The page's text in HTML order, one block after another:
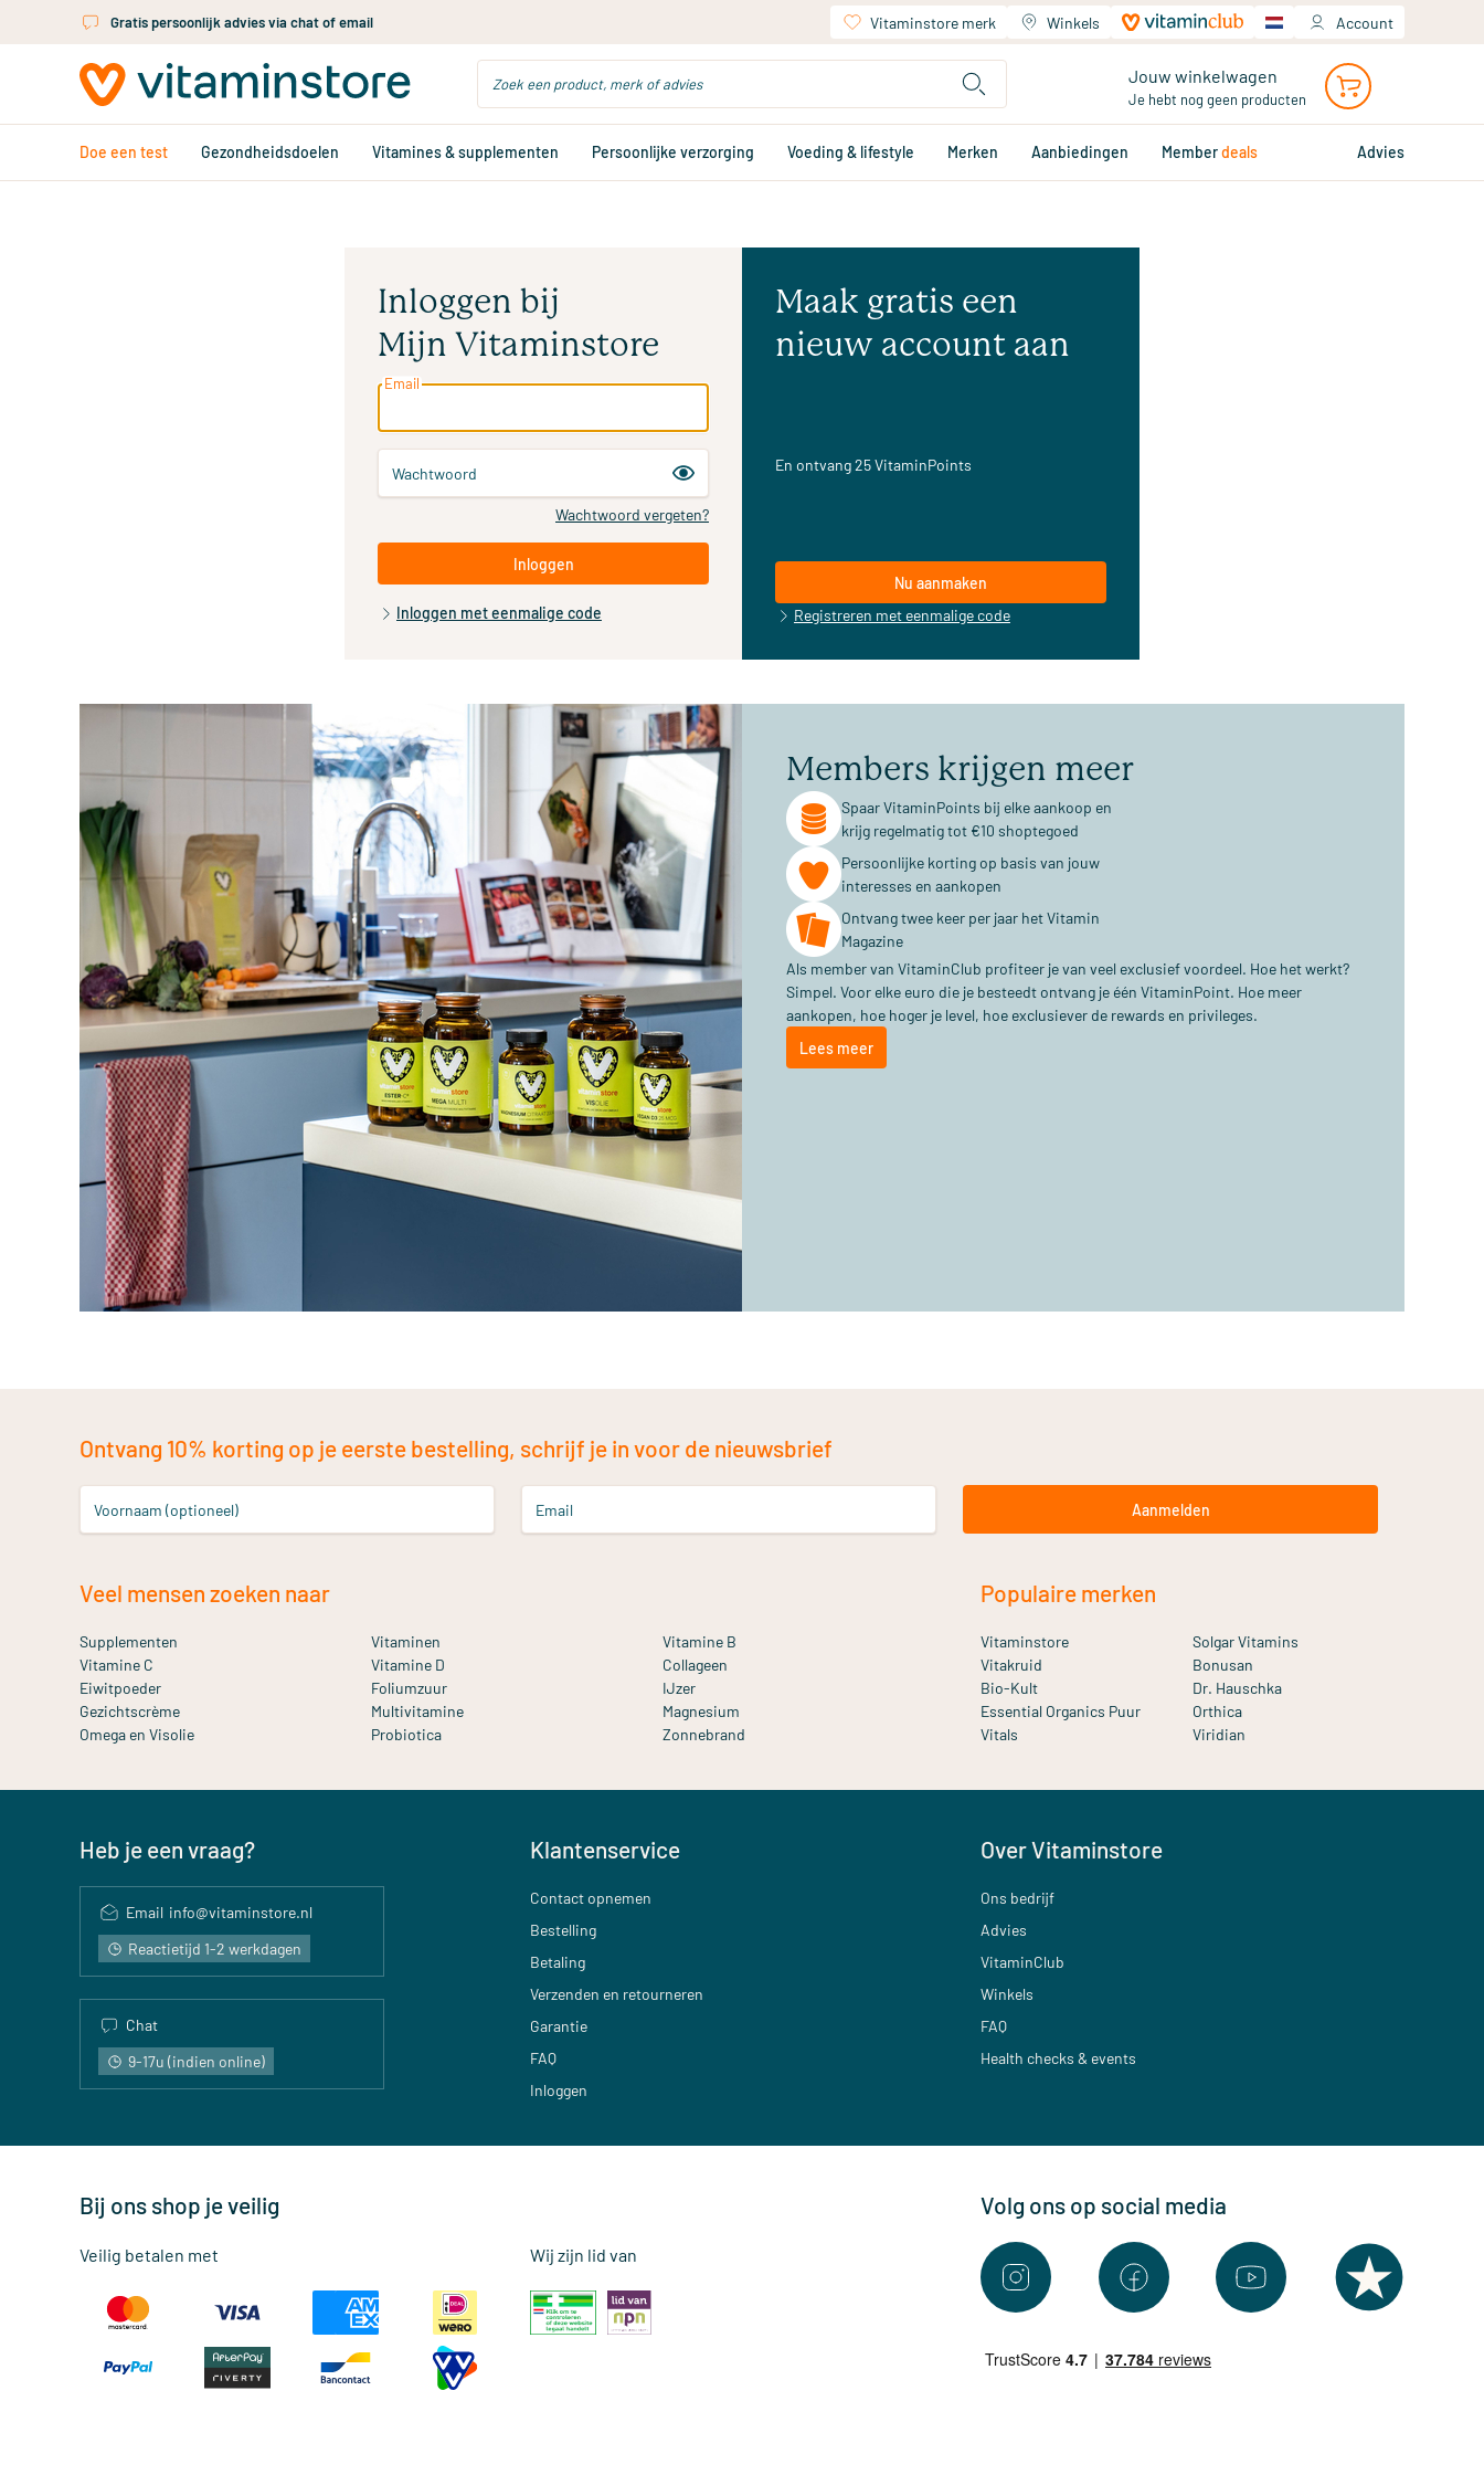
Ga naar de hoofdinhoudGratis persoonlijk advies via chat of email Vitaminstore merk Winkels Account
Jouw winkelwagen
Je hebt nog geen producten
Doe een test Gezondheidsdoelen Vitamines & supplementen Persoonlijke verzorging Voeding & lifestyle Merken Aanbiedingen Memberdeals Advies
Inloggen bij
Mijn Vitaminstore
Email
Wachtwoord
Wachtwoord vergeten?
Inloggen
Inloggen met eenmalige code
Maak gratis een
nieuw account aan
En ontvang 25 VitaminPoints
Nu aanmaken
Registreren met eenmalige code
Members krijgen meer
Spaar VitaminPoints bij elke aankoop en
krijg regelmatig tot €10 shoptegoed
Persoonlijke korting op basis van jouw
interesses en aankopen
Ontvang twee keer per jaar het Vitamin
Magazine
Als member van VitaminClub profiteer je van veel exclusief voordeel. Hoe het werkt?
Simpel. Voor elke euro die je besteedt ontvang je één VitaminPoint. Hoe meer
aankopen, hoe hoger je level, hoe exclusiever de rewards en privileges.
Lees meer
Ontvang 10% korting op je eerste bestelling, schrijf je in voor de nieuwsbrief
Voornaam (optioneel) Email Aanmelden
Veel mensen zoeken naar
Supplementen Vitaminen
Vitamine B
Vitamine C
Vitamine D
Collageen
Eiwitpoeder
Foliumzuur
IJzer
Gezichtscrème
Multivitamine
Magnesium
Omega en Visolie
Probiotica Zonnebrand
Populaire merken
Vitaminstore
Solgar Vitamins
Vitakruid
Bonusan
Bio-Kult
Dr. Hauschka
Essential Organics Puur
Orthica
Vitals
Viridian
Heb je een vraag?
Email info@vitaminstore.nl
Reactietijd 1-2 werkdagen
Chat
9-17u (indien online)
Klantenservice
Contact opnemen
Bestelling
Betaling
Verzenden en retourneren
Garantie
FAQ
Inloggen
Over Vitaminstore
Ons bedrijf
Advies
VitaminClub
Winkels
FAQ
Health checks & events
Bij ons shop je veilig
Veilig betalen met Wij zijn lid van
Volg ons op social media